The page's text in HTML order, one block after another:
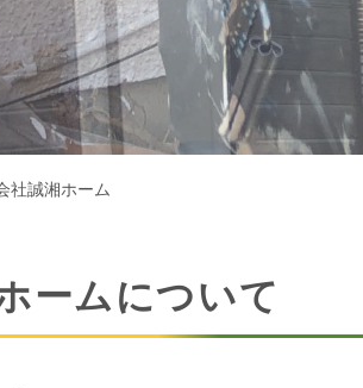
社誠湘ホーム
ームについて